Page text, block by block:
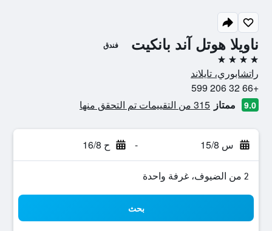
ناويلا هوتل آند بانكيت فندق
4 نجوم
راتشابوري، تايلاند
+66 32 206 599
9.0 ممتاز 315 من التقييمات تم التحقق منها
س 15/8 - ح 16/8
2 من الضيوف، غرفة واحدة
بحث